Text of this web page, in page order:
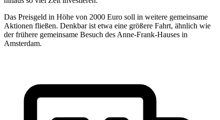
Das Preisgeld in Höhe von 2000 Euro soll in weitere gemeinsame
Aktionen fließen. Denkbar ist etwa eine größere Fahrt, ähnlich wie
der frühere gemeinsame Besuch des Anne-Frank-Hauses in
Amsterdam.